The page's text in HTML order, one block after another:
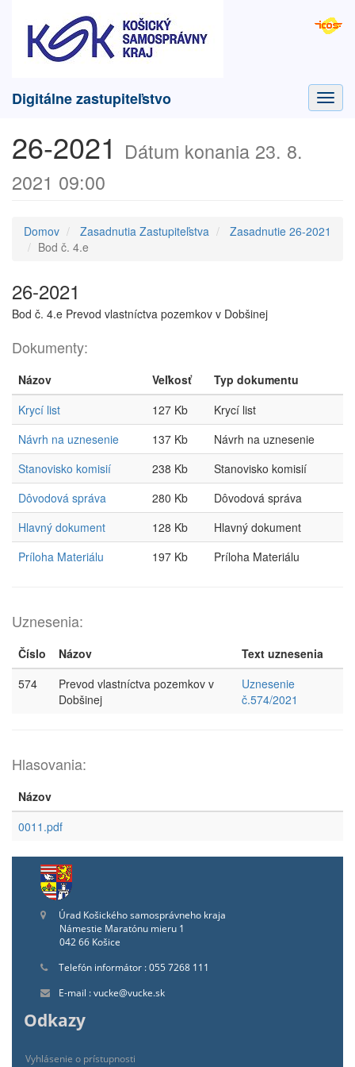
Digitálne zastupiteľstvo
26-2021 Dátum konania 23. 8.
2021 09:00
Domov Zasadnutia Zastupiteľstva
Zasadnutie 26-2021
Bod č. 4.e
26-2021
Bod č. 4.e Prevod vlastníctva pozemkov v Dobšinej
Dokumenty:
Názov Veľkosť
Typ dokumentu
Krycí list
127 Kb
Krycí list
Návrh na uznesenie
137 Kb
Návrh na uznesenie
Stanovisko komisií
238 Kb
Stanovisko komisií
Dôvodová správa
280 Kb
Dôvodová správa
Hlavný dokument
128 Kb
Hlavný dokument
Príloha Materiálu
197 Kb Príloha Materiálu
Uznesenia:
Číslo Názov
Text uznesenia
574
Prevod vlastníctva pozemkov v
Dobšinej
Uznesenie
č.574/2021
Hlasovania:
Názov
0011.pdf
Úrad Košického samosprávneho kraja
Námestie Maratónu mieru 1
042 66 Košice
Telefón informátor : 055 7268 111
E-mail : vucke@vucke.sk
Odkazy
Vyhlásenie o prístupnosti